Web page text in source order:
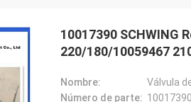
10017390 SCHWING
220/180/10059467
Nombre:
Válvula
Número de parte: